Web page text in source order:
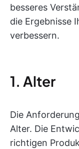
besseres
die Ergebnisse
verbessern.
1. Alter
Die
Alter. Die
richtigen